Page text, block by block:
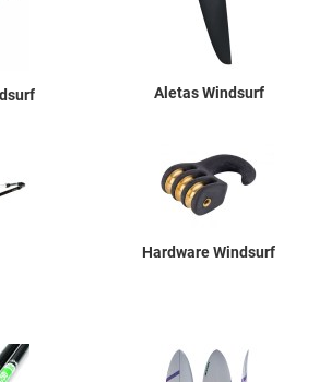
Aletas Windsurf
Hardware Windsurf